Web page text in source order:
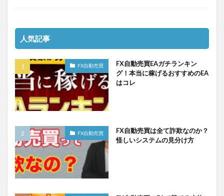
人気記事
FX自動売買
FX自動売買EAガチランキン
グ！本当に稼げるおすすめのEA
はコレ
FX自動売買
FX自動売買は全て詐欺なのか？
怪しいシステムの見分け方